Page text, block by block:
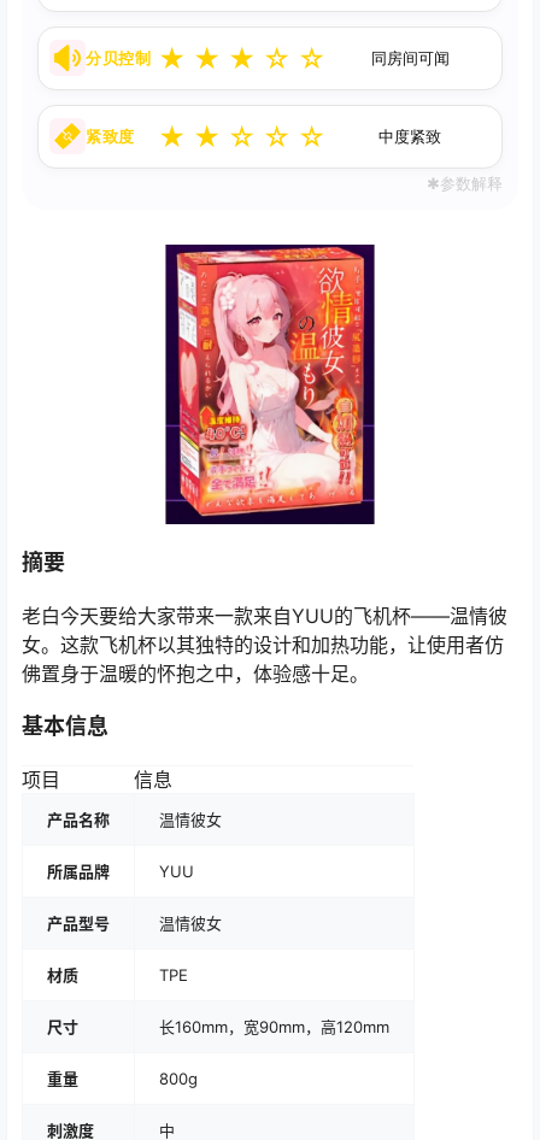
分贝控制 ★ ★ ★ ☆ ☆ 同房间可闻
紧致度 ★ ★ ☆ ☆ ☆ 中度紧致
✱参数解释
摘要
老白今天要给大家带来一款来自YUU的飞机杯——温情彼
女。这款飞机杯以其独特的设计和加热功能，让使用者仿
佛置身于温暖的怀抱之中，体验感十足。
基本信息
项目 信息
产品名称 温情彼女
所属品牌 YUU
产品型号 温情彼女
材质 TPE
尺寸 长160mm，宽90mm，高120mm
重量 800g
刺激度 中